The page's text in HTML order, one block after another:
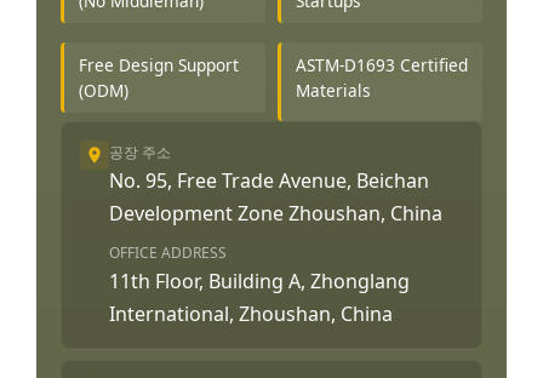
Free Design Support
(ODM)
ASTM-D1693 Certified
Materials
공장 주소
No. 95, Free Trade Avenue, Beichan
Development Zone Zhoushan, China
OFFICE ADDRESS
11th Floor, Building A, Zhonglang
International, Zhoushan, China